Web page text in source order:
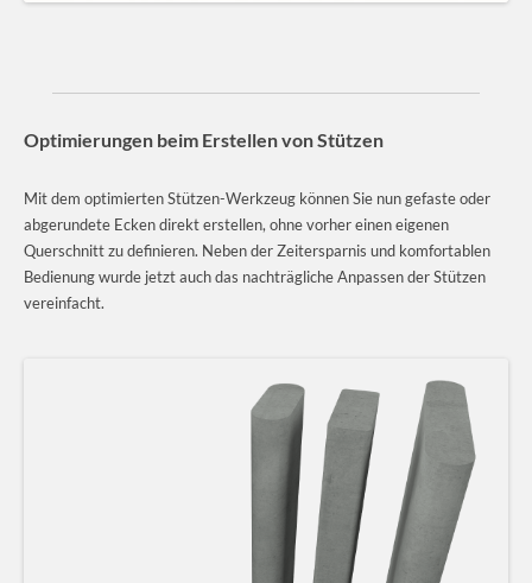
Optimierungen beim Erstellen von Stützen
Mit dem optimierten Stützen-Werkzeug können Sie nun gefaste oder
abgerundete Ecken direkt erstellen, ohne vorher einen eigenen
Querschnitt zu definieren. Neben der Zeitersparnis und komfortablen
Bedienung wurde jetzt auch das nachträgliche Anpassen der Stützen
vereinfacht.